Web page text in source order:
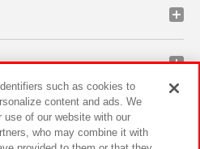
such as cookies to
content and ads. We
use of our website with our
who may combine it with